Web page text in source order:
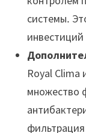
системы․
Royal Clima
множество
фильтрация